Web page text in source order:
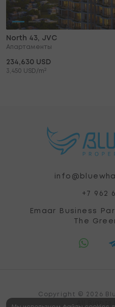
North 43, JVC
Апартаменты
234,630 USD
3,450 USD/m2
+7 962
Emaar Business
The
Copyright © 2026